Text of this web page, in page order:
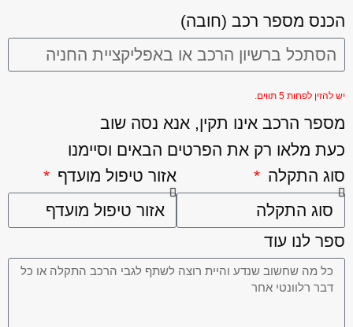
הכנס מספר רכב (חובה)
יש להזין לפחות 5 תווים.
מספר הרכב אינו תקין, אנא נסה שוב
כעת מלאו רק את הפרטים הבאים וסיימנו
סוג התקלה
אזור טיפול מועדף
ספר לנו עוד